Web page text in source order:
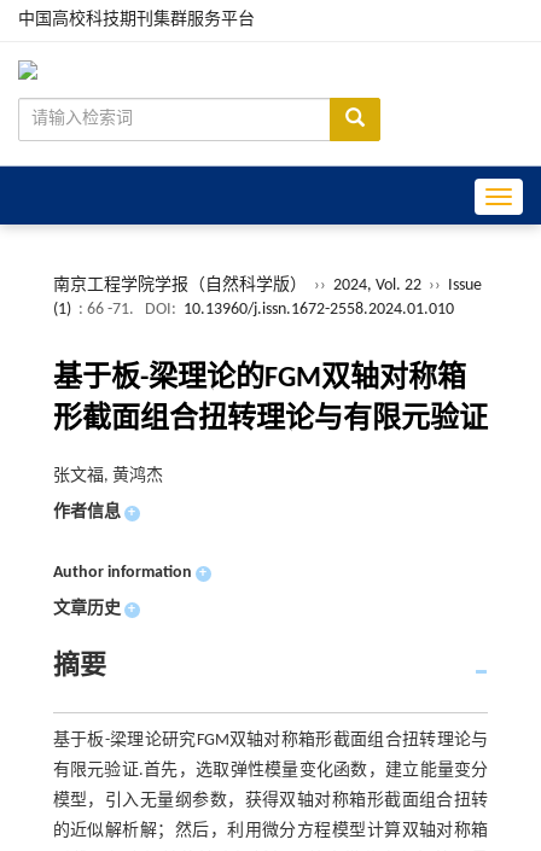
中国高校科技期刊集群服务平台
南京工程学院学报（自然科学版） ›› 2024, Vol. 22 ›› Issue
(1) : 66 -71. DOI: 10.13960/j.issn.1672-2558.2024.01.010
基于板-梁理论的FGM双轴对称箱
形截面组合扭转理论与有限元验证
张文福, 黄鸿杰
作者信息 +
Author information +
文章历史 +
摘要
基于板-梁理论研究FGM双轴对称箱形截面组合扭转理论与
有限元验证.首先，选取弹性模量变化函数，建立能量变分
模型，引入无量纲参数，获得双轴对称箱形截面组合扭转
的近似解析解；然后，利用微分方程模型计算双轴对称箱